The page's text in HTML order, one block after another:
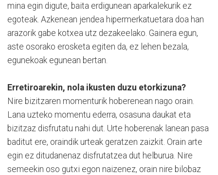
mina egin digute, baita erdigunean aparkalekurik ez
egoteak. Azkenean jendea hipermerkatuetara doa han
arazorik gabe kotxea utz dezakeelako. Gainera egun,
aste osorako erosketa egiten da, ez lehen bezala,
egunekoak egunean bertan.
Erretiroarekin, nola ikusten duzu etorkizuna?
Nire bizitzaren momenturik hoberenean nago orain.
Lana uzteko momentu ederra, osasuna daukat eta
bizitzaz disfrutatu nahi dut. Urte hoberenak lanean pasa
baditut ere, oraindik urteak geratzen zaizkit. Orain arte
egin ez ditudanenaz disfrutatzea dut helburua. Nire
semeekin oso gutxi egon naizenez, orain nire bilobaz